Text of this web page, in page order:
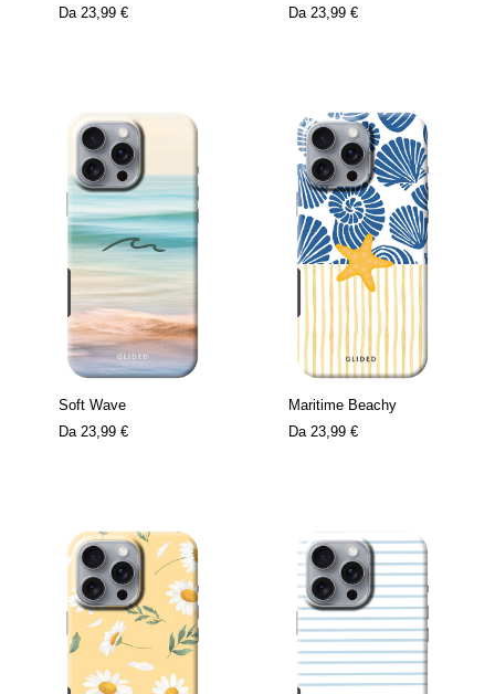
Da 23,99 €
Da 23,99 €
Soft Wave
Da 23,99 €
Maritime Beachy
Da 23,99 €